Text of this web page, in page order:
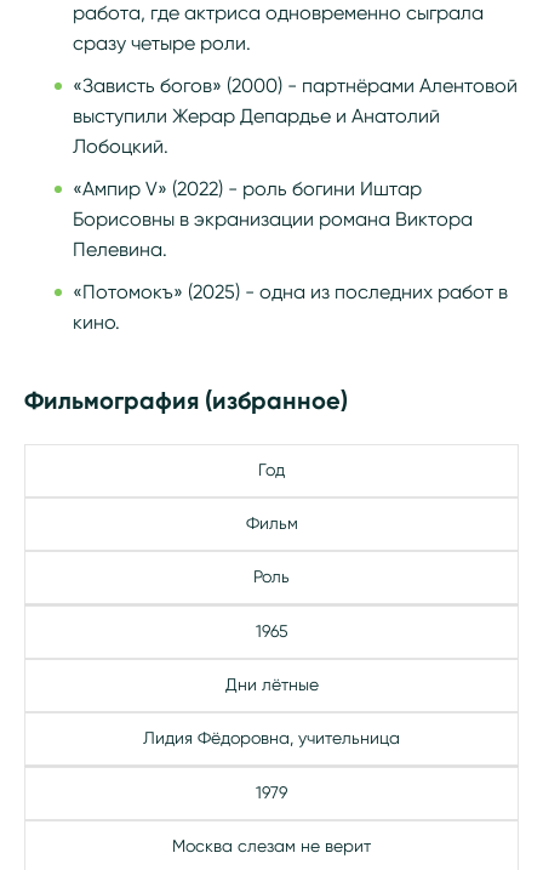
работа, где актриса одновременно сыграла
сразу четыре роли.
«Зависть богов» (2000) - партнёрами Алентовой
выступили Жерар Депардье и Анатолий
Лобоцкий.
«Ампир V» (2022) - роль богини Иштар
Борисовны в экранизации романа Виктора
Пелевина.
«Потомокъ» (2025) - одна из последних работ в
кино.
Фильмография (избранное)
Год
Фильм
Роль
1965
Дни лётные
Лидия Фёдоровна, учительница
1979
Москва слезам не верит